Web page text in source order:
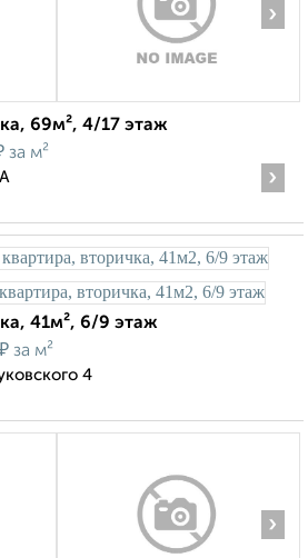
›
69м², 4/17 этаж
за м²
›
41м², 6/9 этаж
₽ за м²
4
›